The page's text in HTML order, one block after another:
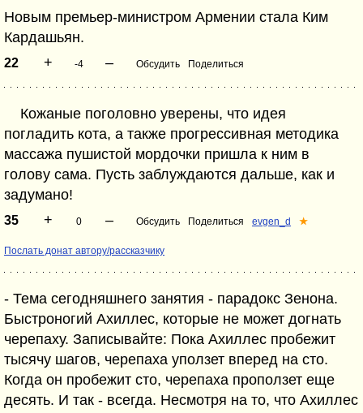
Новым премьер-министром Армении стала Ким
Кардашьян.
22 + -4 – Обсудить Поделиться
Кожаные поголовно уверены, что идея
погладить кота, а также прогрессивная методика
массажа пушистой мордочки пришла к ним в
голову сама. Пусть заблуждаются дальше, как и
задумано!
35 + 0 – Обсудить Поделиться evgen_d ★
Послать донат автору/рассказчику
- Тема сегодняшнего занятия - парадокс Зенона.
Быстроногий Ахиллес, которые не может догнать
черепаху. Записывайте: Пока Ахиллес пробежит
тысячу шагов, черепаха уползет вперед на сто.
Когда он пробежит сто, черепаха проползет еще
десять. И так - всегда. Несмотря на то, что Ахиллес